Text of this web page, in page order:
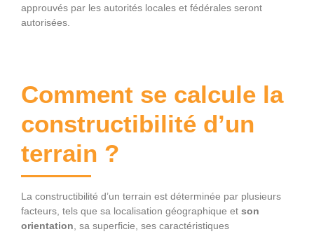
approuvés par les autorités locales et fédérales seront
autorisées.
Comment se calcule la
constructibilité d’un
terrain ?
La constructibilité d’un terrain est déterminée par plusieurs
facteurs, tels que sa localisation géographique et son
orientation , sa superficie, ses caractéristiques